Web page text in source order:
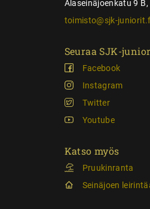
Alaseinäjoenkatu 9
toimisto@sjk-
Seuraa SJK-
Facebook
Instagram
Twitter
Youtube
Katso myös
Pruukinranta
Seinäjoen